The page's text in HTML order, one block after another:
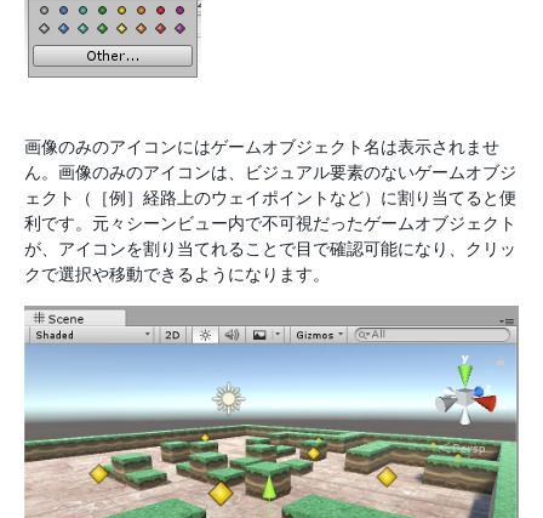
画像のみのアイコンにはゲームオブジェクト名は表示されませ
ん。画像のみのアイコンは、ビジュアル要素のないゲームオブジ
ェクト（［例］経路上のウェイポイントなど）に割り当てると便
利です。元々シーンビュー内で不可視だったゲームオブジェクト
が、アイコンを割り当てれることで目で確認可能になり、クリッ
クで選択や移動できるようになります。